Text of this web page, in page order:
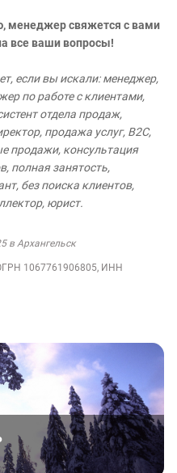
менеджер свяжется с вами
все ваши вопросы!
если вы искали: менеджер,
по работе с клиентами,
отдела продаж,
продажа услуг, B2C,
продажи, консультация
полная занятость,
без поиска клиентов,
юрист.
в Архангельск
1067761906805, ИНН